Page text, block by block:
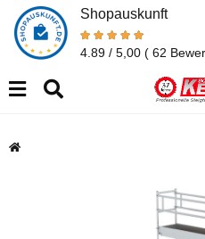
Shopauskunft
4.89 / 5,00 ( 62